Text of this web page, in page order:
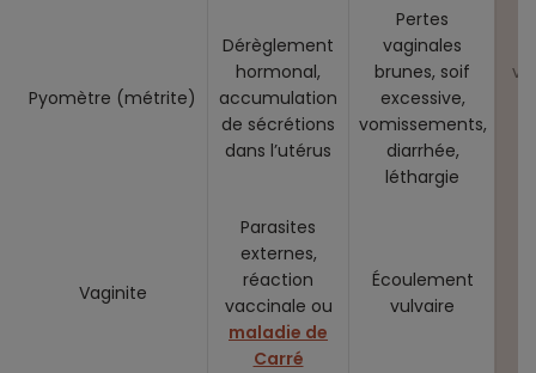
Pyomètre (métrite)
Dérèglement
hormonal,
accumulation
de sécrétions
dans l’utérus
Pertes
vaginales
brunes, soif
excessive,
vomissements,
diarrhée,
léthargie
Vaginite
Parasites
externes,
réaction
vaccinale ou
maladie de
Carré
Écoulement
vulvaire